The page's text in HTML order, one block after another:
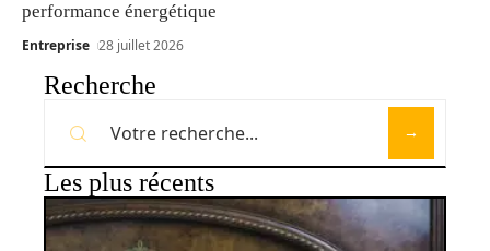
performance énergétique
Entreprise 28 juillet 2026
Recherche
Les plus récents